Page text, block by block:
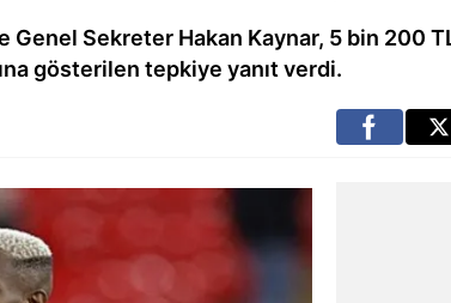
Genel Sekreter Hakan Kaynar, 5 bin 200
gösterilen tepkiye yanıt verdi.